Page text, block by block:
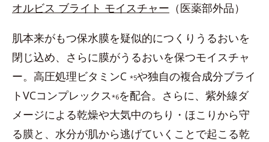
オルビス ブライト モイスチャー （医薬部外品）
肌本来がもつ保水膜を疑似的につくりうるおいを
閉じ込め、さらに膜がうるおいを保つモイスチャ
ー。高圧処理ビタミンC *5や独自の複合成分ブライ
トVCコンプレックス*6を配合。さらに、紫外線ダ
メージによる乾燥や大気中のちり・ほこりから守
る膜と、水分が肌から逃げていくことで起こる乾